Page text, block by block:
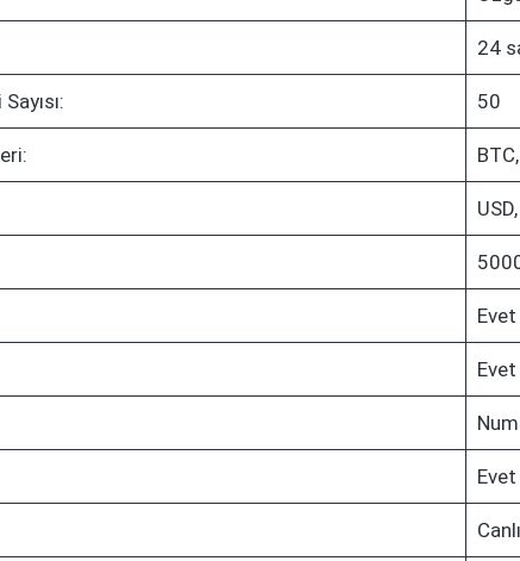
24
50
Evet
Evet
Evet